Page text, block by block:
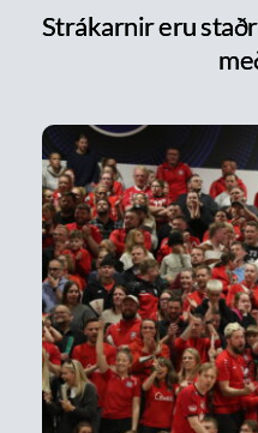
Strákarnir eru